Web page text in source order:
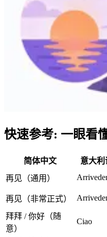
快速参考: 一眼看
简体中文 意大利
再见（通用）
再见（非常正式）
拜拜 / 你好（随
意）
Ciao